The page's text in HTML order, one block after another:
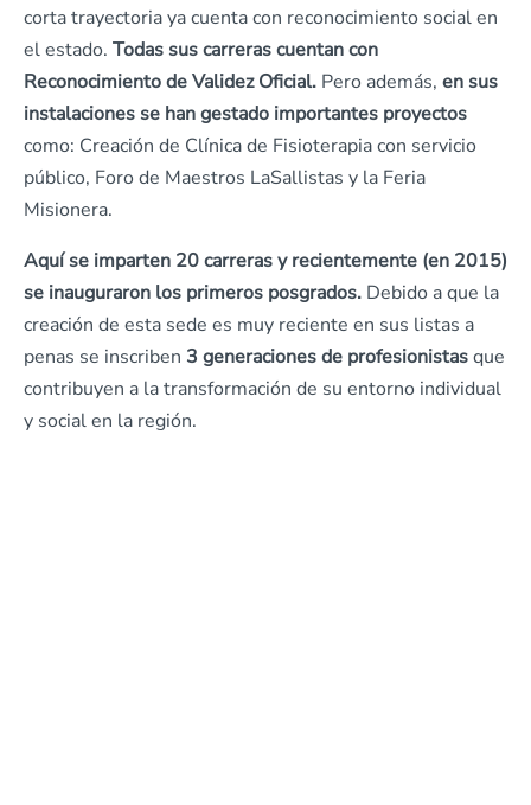
corta trayectoria ya cuenta con reconocimiento social en
el estado. Todas sus carreras cuentan con
Reconocimiento de Validez Oficial. Pero además, en sus
instalaciones se han gestado importantes proyectos
como: Creación de Clínica de Fisioterapia con servicio
público, Foro de Maestros LaSallistas y la Feria
Misionera.
Aquí se imparten 20 carreras y recientemente (en 2015)
se inauguraron los primeros posgrados. Debido a que la
creación de esta sede es muy reciente en sus listas a
penas se inscriben 3 generaciones de profesionistasque
contribuyen a la transformación de su entorno individual
y social en la región.